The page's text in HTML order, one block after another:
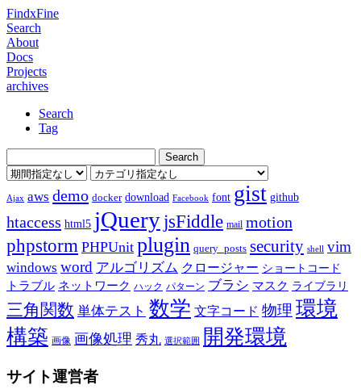
FindxFine
Search
About
Docs
Projects
archives
Search
Tag
Ajax aws demo docker download Facebook font gist github
htaccess html5 jQuery jsFiddle mail motion
phpstorm PHPUnit plugin query_posts security shell vim
windows word アルゴリズム クロージャー ショートコード
トラブル ネットワーク ハック パターン ブラシ マスク ライブラリ
三角関数 単体テスト 数学 文字コード 物理 環境
構築 画像 画像処理 秀丸 選択範囲 開発環境
サイト運営者